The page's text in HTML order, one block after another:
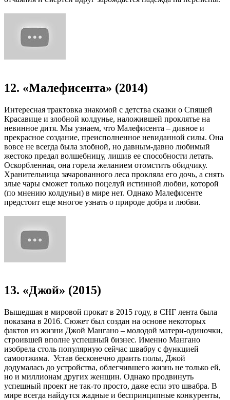
12. «Малефисента» (2014)
Интересная трактовка знакомой с детства сказки о Спящей
Красавице и злобной колдунье, наложившей проклятье на
невинное дитя. Мы узнаем, что Малефисента – дивное и
прекрасное создание, преисполненное невиданной силы. Она
вовсе не всегда была злобной, но давным-давно любимый
жестоко предал волшебницу, лишив ее способности летать.
Оскорбленная, она горела желанием отомстить обидчику.
Хранительница зачарованного леса прокляла его дочь, а снять
злые чары сможет только поцелуй истинной любви, которой
(по мнению колдуньи) в мире нет. Однако Малефисенте
предстоит еще многое узнать о природе добра и любви.
13. «Джой» (2015)
Вышедшая в мировой прокат в 2015 году, в СНГ лента была
показана в 2016. Сюжет был создан на основе некоторых
фактов из жизни Джой Мангано – молодой матери-одиночки,
строившей вполне успешный бизнес. Именно Мангано
изобрела столь популярную сейчас швабру с функцией
самоотжима. Устав бесконечно драить полы, Джой
додумалась до устройства, облегчившего жизнь не только ей,
но и миллионам других женщин. Однако продвинуть
успешный проект не так-то просто, даже если это швабра. В
мире всегда найдутся жадные и беспринципные конкуренты,